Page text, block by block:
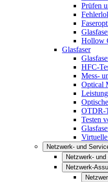
Prüfen
Hollow
Glasfaser
HFC-
Mess-
Optical
OTDR-
Testen
Netzwerk- und
Netzwerk-
Netzwerk-